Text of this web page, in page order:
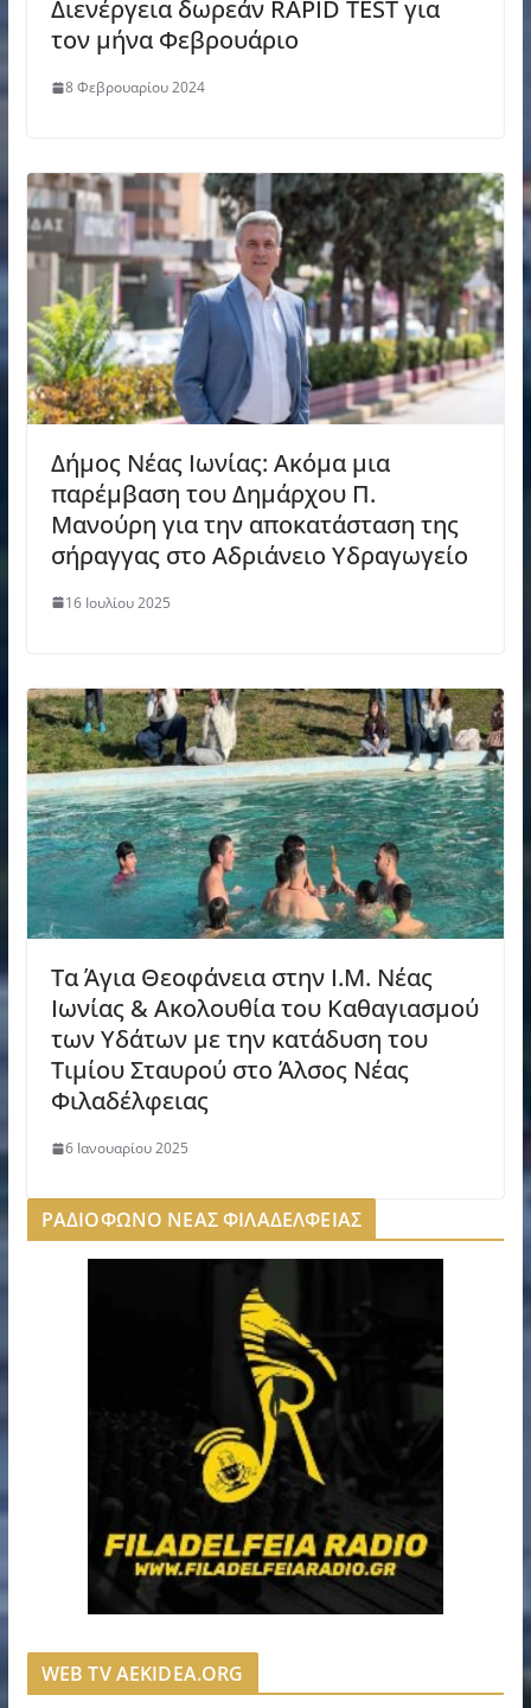
Διενέργεια δωρεάν RAPID TEST για
τον μήνα Φεβρουάριο
8 Φεβρουαρίου 2024
Δήμος Νέας Ιωνίας: Ακόμα μια
παρέμβαση του Δημάρχου Π.
Μανούρη για την αποκατάσταση της
σήραγγας στο Αδριάνειο Υδραγωγείο
16 Ιουλίου 2025
Τα Άγια Θεοφάνεια στην Ι.Μ. Νέας
Ιωνίας & Aκολουθία του Καθαγιασμού
των Υδάτων με την κατάδυση του
Τιμίου Σταυρού στο Άλσος Νέας
Φιλαδέλφειας
6 Ιανουαρίου 2025
ΡΑΔΙΟΦΩΝΟ ΝΕΑΣ ΦΙΛΑΔΕΛΦΕΙΑΣ
WEB TV AEKIDEA.ORG